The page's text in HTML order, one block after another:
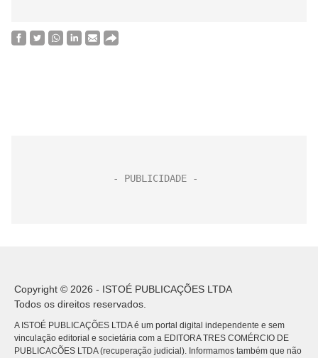
Copyright © 2026 - ISTOÉ PUBLICAÇÕES LTDA
Todos os direitos reservados.
A ISTOÉ PUBLICAÇÕES LTDA é um portal digital independente e sem
vinculação editorial e societária com a EDITORA TRES COMÉRCIO DE
PUBLICACÕES LTDA (recuperação judicial). Informamos também que não